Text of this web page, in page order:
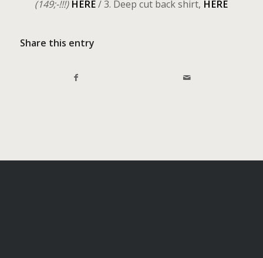
(149;-!!!) HERE/ 3. Deep cut back shirt, HERE
Share this entry